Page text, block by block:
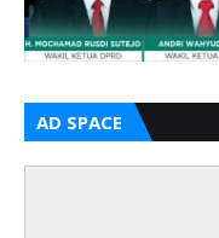
AD SPACE